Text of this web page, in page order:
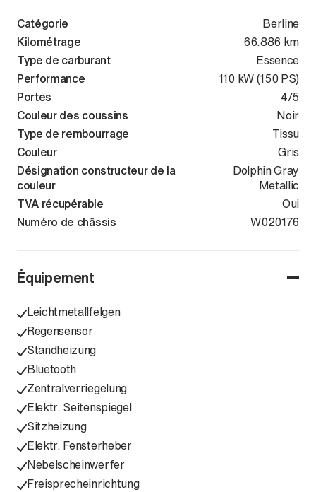
Catégorie
Berline
Kilométrage
66.886 km
Type de carburant
Essence
Performance
110 kW (150 PS)
Portes
4/5
Couleur des coussins
Noir
Type de rembourrage
Tissu
Couleur
Gris
Désignation constructeur de la
couleur
Dolphin Gray
Metallic
TVA récupérable
Oui
Numéro de châssis
WVWZZZCD4PW020176
Équipement
Leichtmetallfelgen
Regensensor
Standheizung
Bluetooth
Zentralverriegelung
Elektr. Seitenspiegel
Sitzheizung
Elektr. Fensterheber
Nebelscheinwerfer
Freisprecheinrichtung